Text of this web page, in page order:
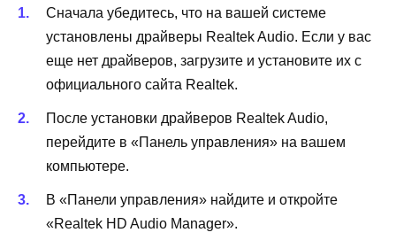
Сначала убедитесь, что на вашей системе
установлены драйверы Realtek Audio. Если у вас
еще нет драйверов, загрузите и установите их с
официального сайта Realtek.
После установки драйверов Realtek Audio,
перейдите в «Панель управления» на вашем
компьютере.
В «Панели управления» найдите и откройте
«Realtek HD Audio Manager».